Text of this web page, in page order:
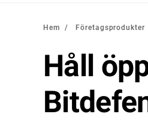
Hem Företagsprodukter
Håll